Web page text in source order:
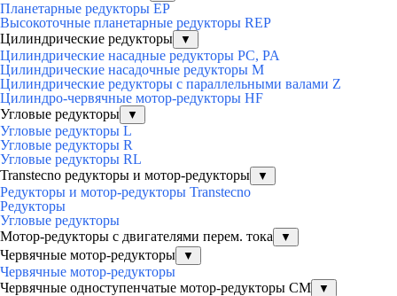
Планетарные редукторы EP
Высокоточные планетарные редукторы REP
Цилиндрические редукторы
▼
Цилиндрические насадные редукторы PC, PA
Цилиндрические насадочные редукторы M
Цилиндрические редукторы с параллельными валами Z
Цилиндро-червячные мотор-редукторы HF
Угловые редукторы
▼
Угловые редукторы L
Угловые редукторы R
Угловые редукторы RL
Transtecno редукторы и мотор-редукторы
▼
Редукторы и мотор-редукторы Transtecno
Редукторы
Угловые редукторы
Мотор-редукторы с двигателями перем. тока
▼
Червячные мотор-редукторы ▼
Червячные мотор-редукторы
Червячные одноступенчатые мотор-редукторы CM
▼